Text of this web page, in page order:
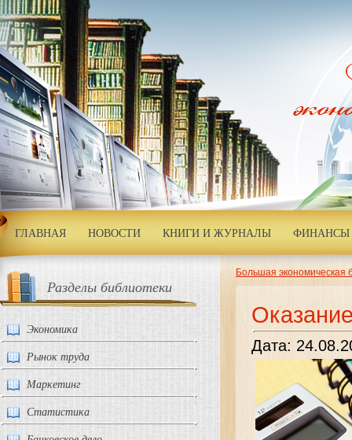
ГЛАВНАЯ НОВОСТИ КНИГИ И ЖУРНАЛЫ ФИНАНСЫ
Разделы библиотеки
Экономика
Рынок труда
Маркетинг
Статистика
Большая экономическая
Дата: